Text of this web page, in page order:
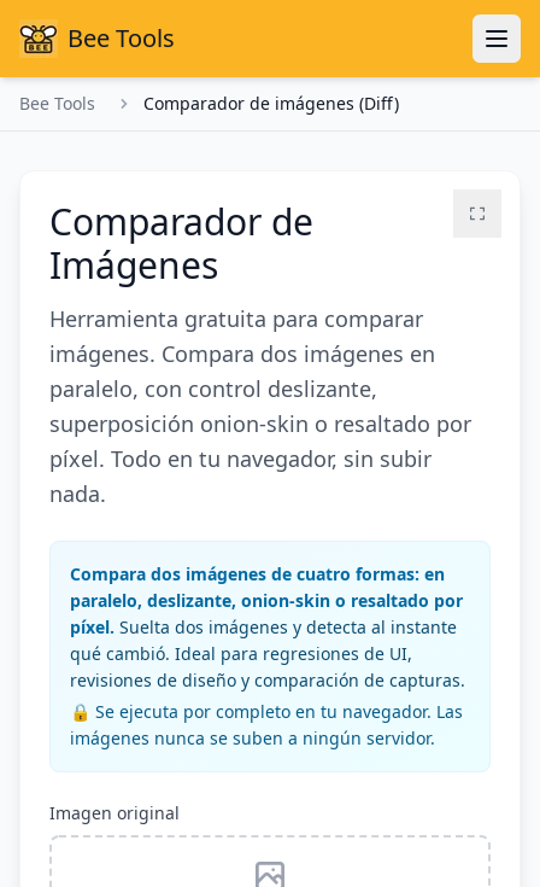
Bee Tools
Bee Tools Comparador de imágenes (Diff)
Comparador de
Imágenes
Herramienta gratuita para comparar
imágenes. Compara dos imágenes en
paralelo, con control deslizante,
superposición onion-skin o resaltado por
píxel. Todo en tu navegador, sin subir
nada.
Compara dos imágenes de cuatro formas: en
paralelo, deslizante, onion-skin o resaltado por
píxel. Suelta dos imágenes y detecta al instante
qué cambió. Ideal para regresiones de UI,
revisiones de diseño y comparación de capturas.
🔒 Se ejecuta por completo en tu navegador. Las
imágenes nunca se suben a ningún servidor.
Imagen original